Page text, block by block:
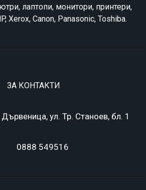
лаптопи, монитори, принтери,
Xerox, Canon, Panasonic, Toshiba.
ЗА КОНТАКТИ
ул. Тр. Станоев, бл. 1
0888 549516